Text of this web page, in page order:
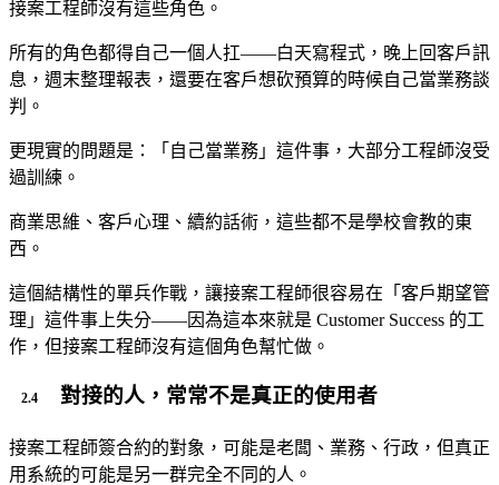
接案工程師沒有這些角色。
所有的角色都得自己一個人扛——白天寫程式，晚上回客戶訊
息，週末整理報表，還要在客戶想砍預算的時候自己當業務談
判。
更現實的問題是：「自己當業務」這件事，大部分工程師沒受
過訓練。
商業思維、客戶心理、續約話術，這些都不是學校會教的東
西。
這個結構性的單兵作戰，讓接案工程師很容易在「客戶期望管
理」這件事上失分——因為這本來就是 Customer Success 的工
作，但接案工程師沒有這個角色幫忙做。
對接的人，常常不是真正的使用者
接案工程師簽合約的對象，可能是老闆、業務、行政，但真正
用系統的可能是另一群完全不同的人。